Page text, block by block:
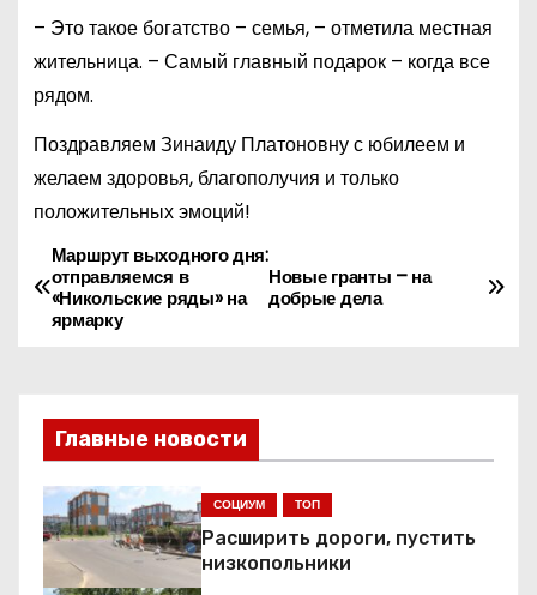
– Это такое богатство – семья, – отметила местная
жительница. – Самый главный подарок – когда все
рядом.
Поздравляем Зинаиду Платоновну с юбилеем и
желаем здоровья, благополучия и только
положительных эмоций!
Н
а
и
г
а
ц
Новые гранты – на
добрые дела
Маршрут выходного дня:
отправляемся в
«Никольские ряды» на
ярмарку
Главные новости
СОЦИУМ ТОП
Расширить дороги, пустить
низкопольники